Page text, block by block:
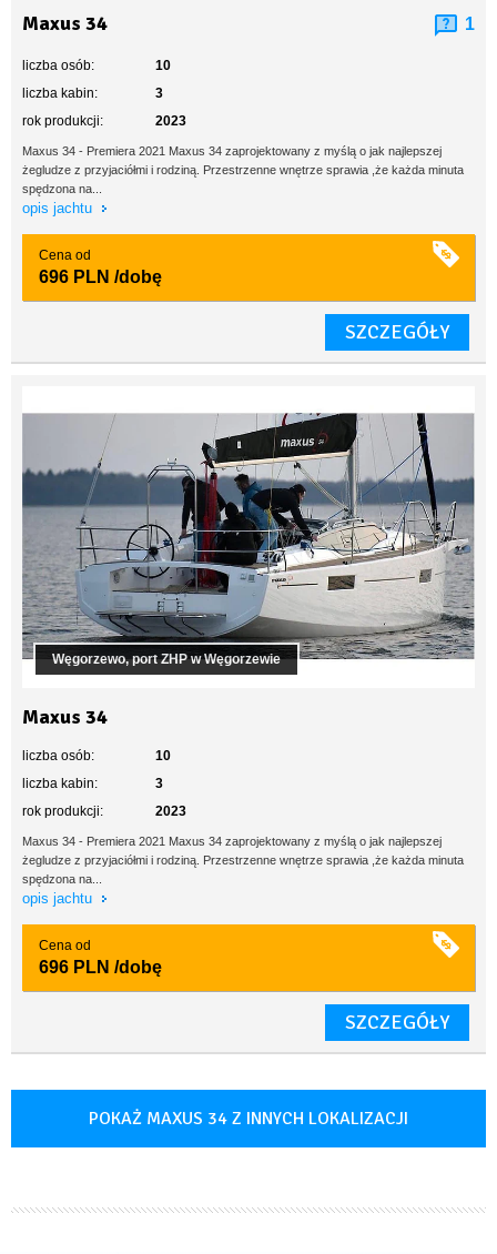
Maxus 34 1
liczba osób:
10
liczba kabin:
3
rok produkcji:
2023
Maxus 34 - Premiera 2021 Maxus 34 zaprojektowany z myślą o jak najlepszej
żegludze z przyjaciółmi i rodziną. Przestrzenne wnętrze sprawia ,że każda minuta
spędzona na...
opis jachtu
Cena od
696 PLN /dobę
SZCZEGÓŁY
Węgorzewo, port ZHP w Węgorzewie
Maxus 34
liczba osób:
10
liczba kabin:
3
rok produkcji:
2023
Maxus 34 - Premiera 2021 Maxus 34 zaprojektowany z myślą o jak najlepszej
żegludze z przyjaciółmi i rodziną. Przestrzenne wnętrze sprawia ,że każda minuta
spędzona na...
opis jachtu
Cena od
696 PLN /dobę
SZCZEGÓŁY
POKAŻ MAXUS 34 Z INNYCH LOKALIZACJI